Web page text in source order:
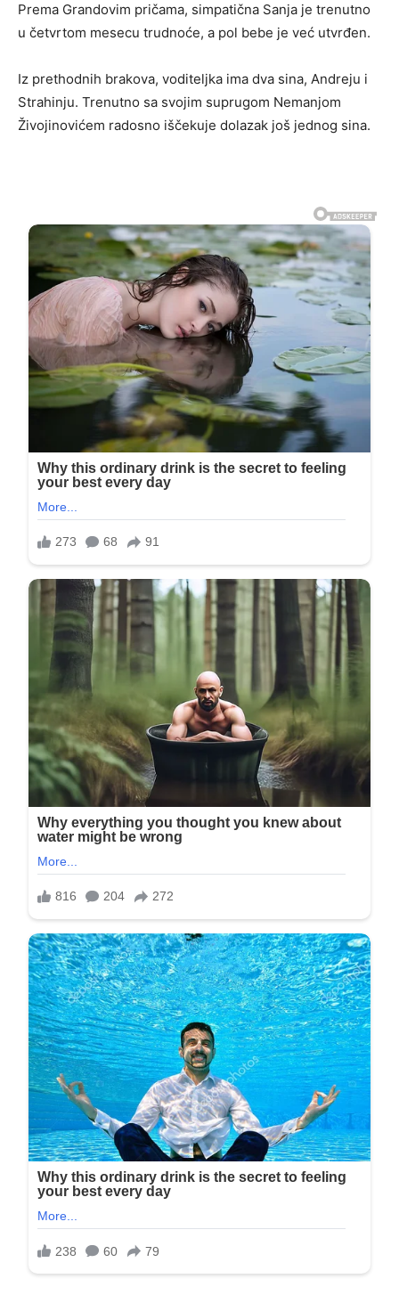
Prema Grandovim pričama, simpatična Sanja je trenutno
u četvrtom mesecu trudnoće, a pol bebe je već utvrđen.
Iz prethodnih brakova, voditeljka ima dva sina, Andreju i
Strahinju. Trenutno sa svojim suprugom Nemanjom
Živojinovićem radosno iščekuje dolazak još jednog sina.